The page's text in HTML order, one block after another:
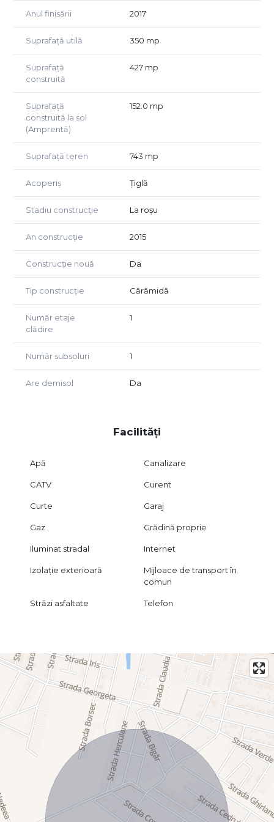
situat în Timișoara, zone limitrofe sau Arad, cu diferență de
Comision 0 % la achiziție.
Anul finisării 2017
Suprafață utilă 350 mp
Suprafață
construită
427 mp
Suprafață
construită la sol
(Amprentă)
152.0 mp
Suprafață teren 743 mp
Acoperiș Țiglă
Stadiu construcție La roșu
An construcție 2015
Construcție nouă Da
Tip construcție Cărămidă
Număr etaje
clădire
1
Număr subsoluri 1
Are demisol Da
Facilități
Apă Canalizare
CATV Curent
Curte Garaj
Gaz Grădină proprie
Iluminat stradal Internet
Izolație exterioară
Mijloace de transport în
comun
Străzi asfaltate Telefon